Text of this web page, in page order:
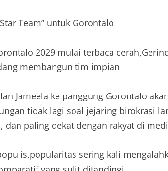
Team” untuk Gorontalo
2029 mulai terbaca
membangun tim impian
Jameela ke panggung Gorontalo
tidak lagi soal jejaring birokrasi
dan paling dekat dengan rakyat di
sering kali